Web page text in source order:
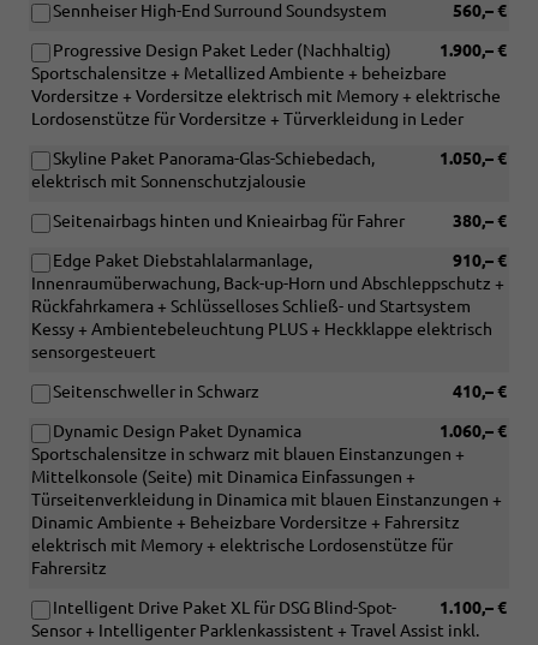
560,– €
Sennheiser High-End Surround Soundsystem
1.900,– €
Progressive Design Paket Leder (Nachhaltig)
Sportschalensitze + Metallized Ambiente + beheizbare
Vordersitze + Vordersitze elektrisch mit Memory + elektrische
Lordosenstütze für Vordersitze + Türverkleidung in Leder
1.050,– €
Skyline Paket Panorama-Glas-Schiebedach,
elektrisch mit Sonnenschutzjalousie
380,– €
Seitenairbags hinten und Knieairbag für Fahrer
910,– €
Edge Paket Diebstahlalarmanlage,
Innenraumüberwachung, Back-up-Horn und Abschleppschutz +
Rückfahrkamera + Schlüsselloses Schließ- und Startsystem
Kessy + Ambientebeleuchtung PLUS + Heckklappe elektrisch
sensorgesteuert
410,– €
Seitenschweller in Schwarz
1.060,– €
Dynamic Design Paket Dynamica
Sportschalensitze in schwarz mit blauen Einstanzungen +
Mittelkonsole (Seite) mit Dinamica Einfassungen +
Türseitenverkleidung in Dinamica mit blauen Einstanzungen +
Dinamic Ambiente + Beheizbare Vordersitze + Fahrersitz
elektrisch mit Memory + elektrische Lordosenstütze für
Fahrersitz
1.100,– €
Intelligent Drive Paket XL für DSG Blind-Spot-
Sensor + Intelligenter Parklenkassistent + Travel Assist inkl.